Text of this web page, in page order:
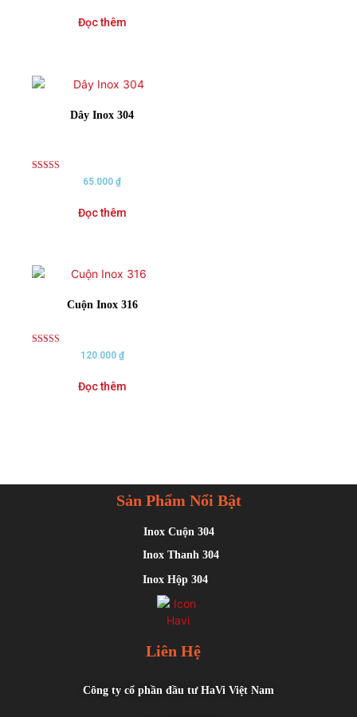
Đọc thêm
Dây Inox 304
65.000₫
Đọc thêm
Cuộn Inox 316
120.000 ₫
Đọc thêm
Sản Phẩm Nổi Bật
Inox Cuộn 304
Inox Thanh 304
Inox Hộp 304
Liên Hệ
Công ty cổ phần đầu tư HaVi Việt Nam